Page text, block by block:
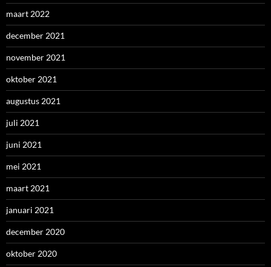
maart 2022
december 2021
november 2021
oktober 2021
augustus 2021
juli 2021
juni 2021
mei 2021
maart 2021
januari 2021
december 2020
oktober 2020